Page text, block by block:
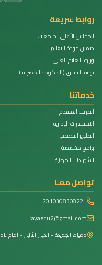
روابط سريعة
المجلس الأعلى للجامعات
ضمان جودة التعليم
وزارة التعليم العالى
بوابه التنسيق ( الحكومة المصرية )
خدماتنا
التدريب المتقدم
الاستشارات الإدارية
التطوير التنظيمي
برامج مخصصة
الشهادات المهنية
تواصل معنا
+201030830822
rayaedu2@gmail.com
دمياط الجديدة - الحى الثانى - امام